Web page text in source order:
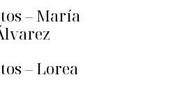
– María
– Lorea